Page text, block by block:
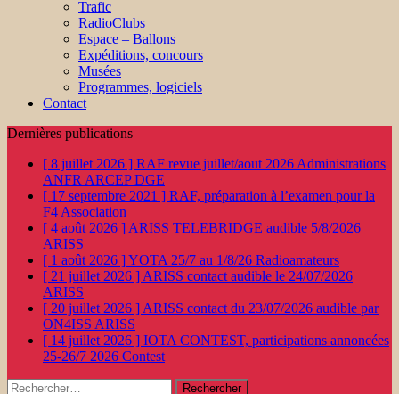
Trafic
RadioClubs
Espace – Ballons
Expéditions, concours
Musées
Programmes, logiciels
Contact
Dernières publications
[ 8 juillet 2026 ] RAF revue juillet/aout 2026 Administrations
ANFR ARCEP DGE
[ 17 septembre 2021 ] RAF, préparation à l’examen pour la
F4 Association
[ 4 août 2026 ] ARISS TELEBRIDGE audible 5/8/2026
ARISS
[ 1 août 2026 ]YOTA 25/7 au 1/8/26 Radioamateurs
[ 21 juillet 2026 ] ARISS contact audible le 24/07/2026
ARISS
[ 20 juillet 2026 ] ARISS contact du 23/07/2026 audible par
ON4ISS ARISS
[ 14 juillet 2026 ] IOTA CONTEST, participations annoncées
25-26/7 2026 Contest
Rechercher :